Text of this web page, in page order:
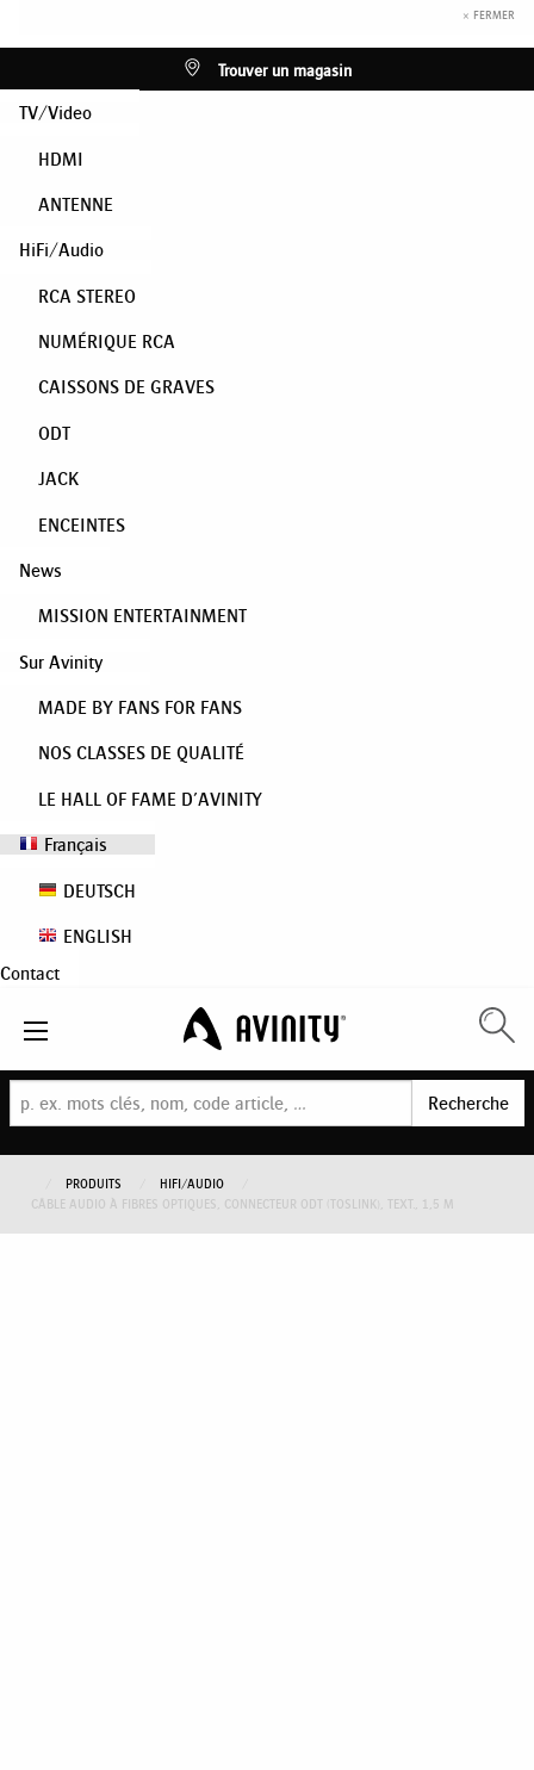
× FERMER
Trouver un magasin
TV/Video
HDMI
ANTENNE
HiFi/Audio
RCA STEREO
NUMÉRIQUE RCA
CAISSONS DE GRAVES
ODT
JACK
ENCEINTES
News
MISSION ENTERTAINMENT
Sur Avinity
MADE BY FANS FOR FANS
NOS CLASSES DE QUALITÉ
LE HALL OF FAME D’AVINITY
Français
DEUTSCH
ENGLISH
Contact
Recherche
PRODUITS
HIFI/AUDIO
CÂBLE AUDIO À FIBRES OPTIQUES, CONNECTEUR ODT (TOSLINK), TEXT., 1,5 M